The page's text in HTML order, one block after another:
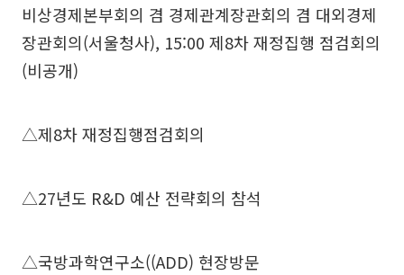
비상경제본부회의 겸 경제관계장관회의 겸 대외경제
장관회의(서울청사), 15:00 제8차 재정집행 점검회의
(비공개)
△제8차 재정집행점검회의
△27년도 R&D 예산 전략회의 참석
△국방과학연구소((ADD) 현장방문